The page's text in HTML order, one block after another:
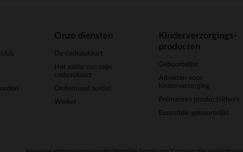
Onze diensten
De cadeaukaart
Het saldo van mijn
cadeaukaart
Onderhoud textiel
Winkel
Kinderverzorgings-
producten
Geboortelijst
Adviezen voor
kinderverzorging
Prémaman productvideo's
Essentiële geboortelijst